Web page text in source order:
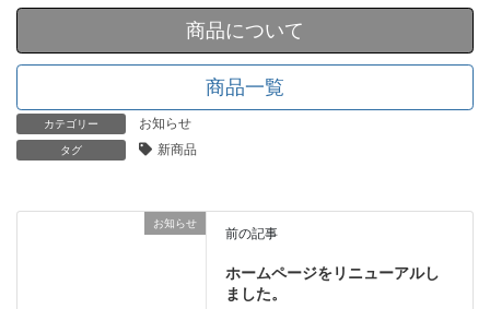
商品について
商品一覧
カテゴリー お知らせ
タグ 新商品
お知らせ
前の記事
ホームページをリニューアルし
ました。